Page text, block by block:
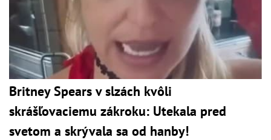
Britney Spears v slzách kvôli
skrášľovaciemu zákroku: Utekala pred
svetom a skrývala sa od hanby!